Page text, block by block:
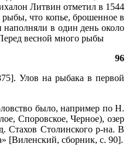
Литвин отметил в 1544
что копье, брошенное в
наполняли в один день около
весной много рыбы
96
Улов на рыбака в первой
было, например по Н.
Споровское, Черное), озер
Стахов Столинского р-на. В
[Виленский, сборник, с. 90].